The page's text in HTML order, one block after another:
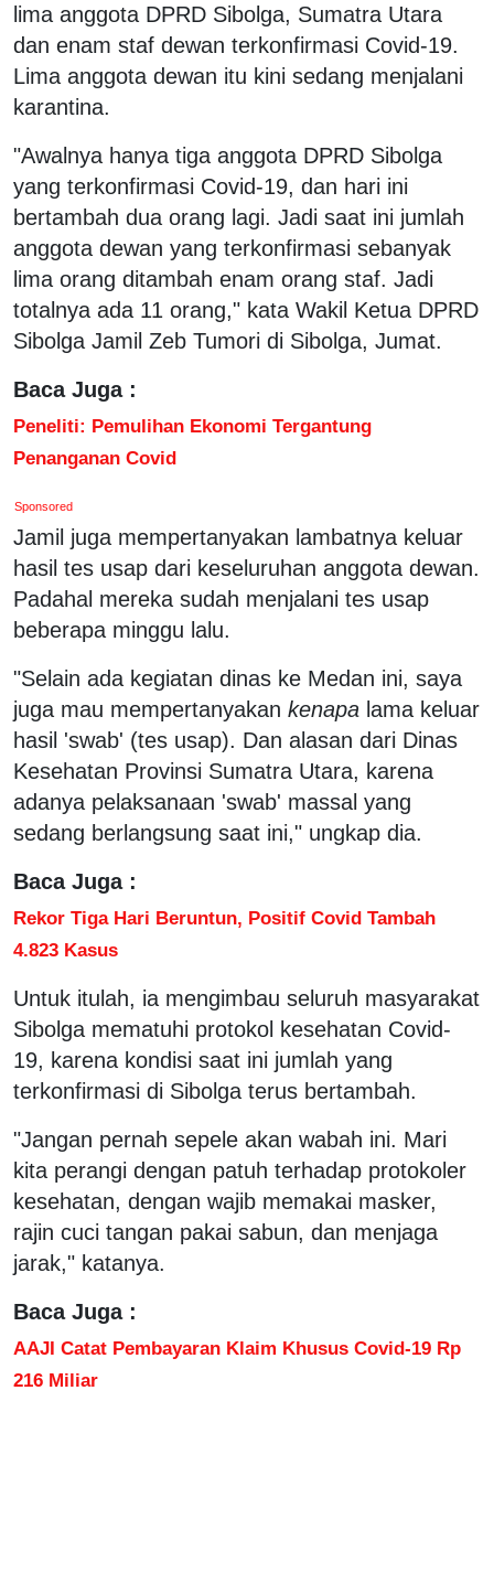
lima anggota DPRD Sibolga, Sumatra Utara
dan enam staf dewan terkonfirmasi Covid-19.
Lima anggota dewan itu kini sedang menjalani
karantina.
"Awalnya hanya tiga anggota DPRD Sibolga
yang terkonfirmasi Covid-19, dan hari ini
bertambah dua orang lagi. Jadi saat ini jumlah
anggota dewan yang terkonfirmasi sebanyak
lima orang ditambah enam orang staf. Jadi
totalnya ada 11 orang," kata Wakil Ketua DPRD
Sibolga Jamil Zeb Tumori di Sibolga, Jumat.
Baca Juga :
Peneliti: Pemulihan Ekonomi Tergantung
Penanganan Covid
Sponsored
Jamil juga mempertanyakan lambatnya keluar
hasil tes usap dari keseluruhan anggota dewan.
Padahal mereka sudah menjalani tes usap
beberapa minggu lalu.
"Selain ada kegiatan dinas ke Medan ini, saya
juga mau mempertanyakan kenapa lama keluar
hasil 'swab' (tes usap). Dan alasan dari Dinas
Kesehatan Provinsi Sumatra Utara, karena
adanya pelaksanaan 'swab' massal yang
sedang berlangsung saat ini," ungkap dia.
Baca Juga :
Rekor Tiga Hari Beruntun, Positif Covid Tambah
4.823 Kasus
Untuk itulah, ia mengimbau seluruh masyarakat
Sibolga mematuhi protokol kesehatan Covid-
19, karena kondisi saat ini jumlah yang
terkonfirmasi di Sibolga terus bertambah.
"Jangan pernah sepele akan wabah ini. Mari
kita perangi dengan patuh terhadap protokoler
kesehatan, dengan wajib memakai masker,
rajin cuci tangan pakai sabun, dan menjaga
jarak," katanya.
Baca Juga :
AAJI Catat Pembayaran Klaim Khusus Covid-19 Rp
216 Miliar